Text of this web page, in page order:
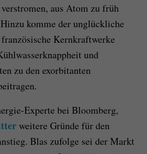
aus Atom zu früh
komme der unglückliche
Kernkraftwerke
und
zu den exorbitanten
Experte bei Bloomberg,
weitere Gründe für den
Blas zufolge sei der Markt